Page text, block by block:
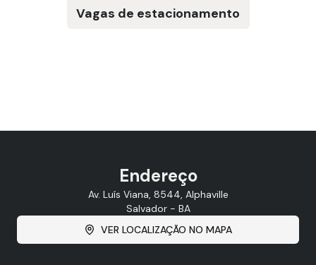
Vagas de estacionamento
Endereço
Av. Luís Viana, 8544, Alphaville
Salvador - BA
VER LOCALIZAÇÃO NO MAPA